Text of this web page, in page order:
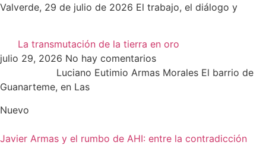
Valverde, 29 de julio de 2026 El trabajo, el diálogo y
La transmutación de la tierra en oro
julio 29, 2026 No hay comentarios
Luciano Eutimio Armas Morales El barrio de
Guanarteme, en Las
Nuevo
Javier Armas y el rumbo de AHI: entre la contradicción